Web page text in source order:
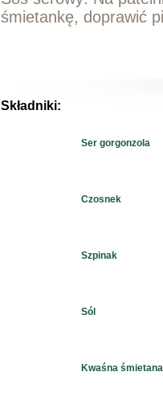
śmietankę, doprawić
Składniki:
Ser gorgonzola
Czosnek
Szpinak
Sól
Kwaśna śmietana